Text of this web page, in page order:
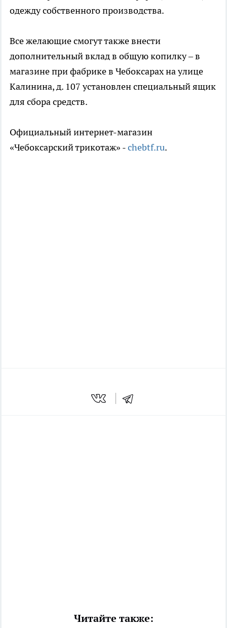
одежду собственного производства.
Все желающие смогут также внести
дополнительный вклад в общую копилку – в
магазине при фабрике в Чебоксарах на улице
Калинина, д. 107 установлен специальный ящик
для сбора средств.
Официальный интернет-магазин
«Чебоксарский трикотаж» -chebtf.ru.
Читайте также: